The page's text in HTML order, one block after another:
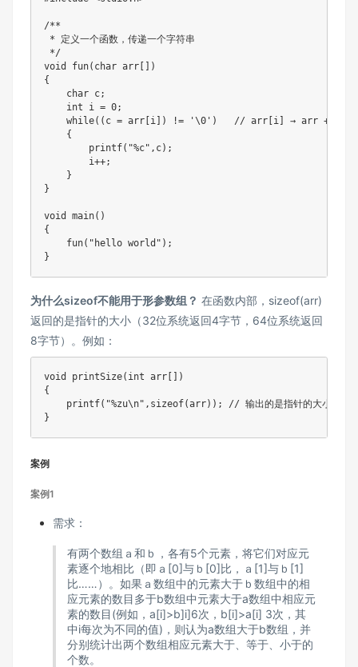
/**
* 定义一个函数，传递一个字符串
*/
void
fun( char arr [ ] )
{
char c;
int i = 0;
while( ( c = arr [i ] ) != '\0' )
// arr[i] → arr + i
{
printf( "%c" , c) ;
        i
++;
}
}
void main( )
{
fun( "hello world" ) ;
}
为什么sizeof不能用于形参数组？ 在函数内部，sizeof(arr)
返回的是指针的大小（32位系统返回4字节，64位系统返回
8字节）。例如：
void printSize( int arr [ ] )
{
printf( "%zu\n" , sizeof(arr) ) ;
// 输出的是指针的大小（8字
}
案例
案例1
需求：
有两个数组ａ和ｂ，各有5个元素，将它们对应元
素逐个地相比（即ａ[0]与ｂ[0]比，ａ[1]与ｂ[1]
比……）。如果ａ数组中的元素大于ｂ数组中的相
应元素的数目多于b数组中元素大于a数组中相应元
素的数目(例如，a[i]>b]i]6次，b[i]>a[i] 3次，其
中i每次为不同的值)，则认为a数组大于b数组，并
分别统计出两个数组相应元素大于、等于、小于的
个数。